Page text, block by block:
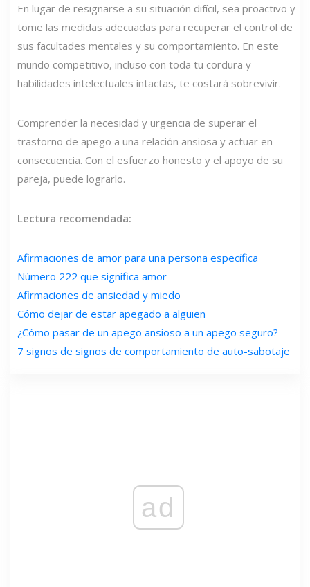
En lugar de resignarse a su situación difícil, sea proactivo y
tome las medidas adecuadas para recuperar el control de
sus facultades mentales y su comportamiento. En este
mundo competitivo, incluso con toda tu cordura y
habilidades intelectuales intactas, te costará sobrevivir.
Comprender la necesidad y urgencia de superar el
trastorno de apego a una relación ansiosa y actuar en
consecuencia. Con el esfuerzo honesto y el apoyo de su
pareja, puede lograrlo.
Lectura recomendada:
Afirmaciones de amor para una persona específica
Número 222 que significa amor
Afirmaciones de ansiedad y miedo
Cómo dejar de estar apegado a alguien
¿Cómo pasar de un apego ansioso a un apego seguro?
7 signos de signos de comportamiento de auto-sabotaje
ad